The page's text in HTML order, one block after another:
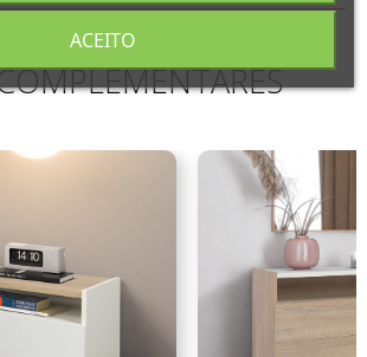
ACEITO